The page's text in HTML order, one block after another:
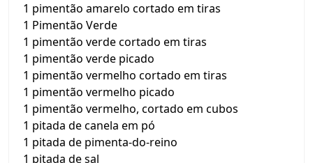
1 pimentão amarelo cortado em tiras
1 Pimentão Verde
1 pimentão verde cortado em tiras
1 pimentão verde picado
1 pimentão vermelho cortado em tiras
1 pimentão vermelho picado
1 pimentão vermelho, cortado em cubos
1 pitada de canela em pó
1 pitada de pimenta-do-reino
1 pitada de sal